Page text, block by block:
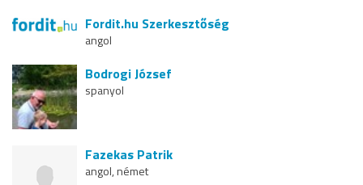
Fordit.hu Szerkesztőség
angol
Bodrogi József
spanyol
Fazekas Patrik
angol, német